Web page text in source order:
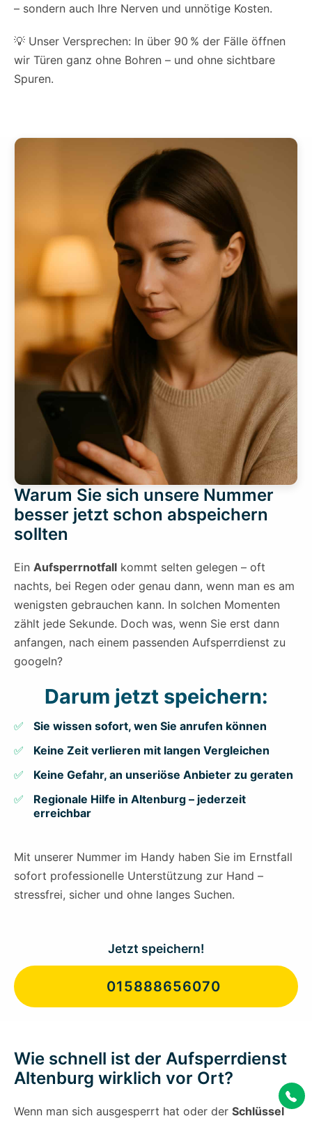
– sondern auch Ihre Nerven und unnötige Kosten.
💡 Unser Versprechen: In über 90 % der Fälle öffnen
wir Türen ganz ohne Bohren – und ohne sichtbare
Spuren.
Warum Sie sich unsere Nummer
besser jetzt schon abspeichern
sollten
Ein Aufsperrnotfall kommt selten gelegen – oft
nachts, bei Regen oder genau dann, wenn man es am
wenigsten gebrauchen kann. In solchen Momenten
zählt jede Sekunde. Doch was, wenn Sie erst dann
anfangen, nach einem passenden Aufsperrdienst zu
googeln?
Darum jetzt speichern:
Sie wissen sofort, wen Sie anrufen können
Keine Zeit verlieren mit langen Vergleichen
Keine Gefahr, an unseriöse Anbieter zu geraten
Regionale Hilfe in Altenburg – jederzeit
erreichbar
Mit unserer Nummer im Handy haben Sie im Ernstfall
sofort professionelle Unterstützung zur Hand –
stressfrei, sicher und ohne langes Suchen.
Jetzt speichern!
015888656070
Wie schnell ist der Aufsperrdienst
Altenburg wirklich vor Ort?
Wenn man sich ausgesperrt hat oder der Schlüssel